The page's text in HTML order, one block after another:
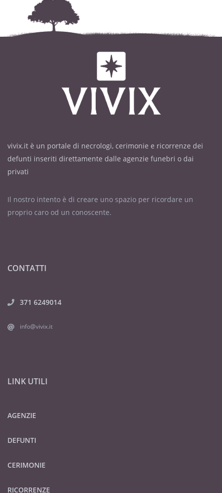
vivix.it è un portale di necrologi, cerimonie e ricorrenze dei
defunti inseriti direttamente dalle agenzie funebri o dai
privati
Il nostro intento è di creare uno spazio per ricordare un
proprio caro od un conoscente.
CONTATTI
371 6249014
info@vivix.it
LINK UTILI
AGENZIE
DEFUNTI
CERIMONIE
RICORRENZE